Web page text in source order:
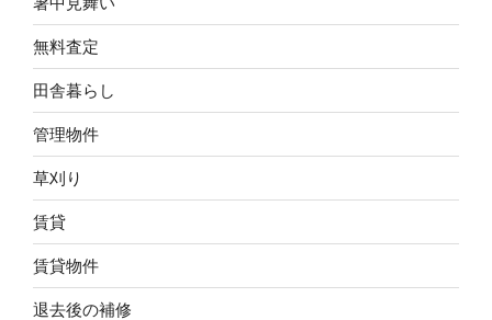
無料査定
田舎暮らし
管理物件
草刈り
賃貸
賃貸物件
退去後の補修